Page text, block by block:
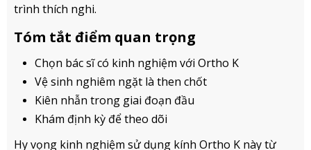
trình thích nghi.
Tóm tắt điểm quan trọng
Chọn bác sĩ có kinh nghiệm với Ortho K
Vệ sinh nghiêm ngặt là then chốt
Kiên nhẫn trong giai đoạn đầu
Khám định kỳ để theo dõi
Hy vọng kinh nghiệm sử dụng kính Ortho K này từ